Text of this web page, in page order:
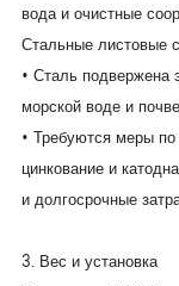
вода и очистные
Стальные листовые
• Сталь подвержена
морской воде и
• Требуются меры по
цинкование и
и долгосрочные
3. Вес и установка